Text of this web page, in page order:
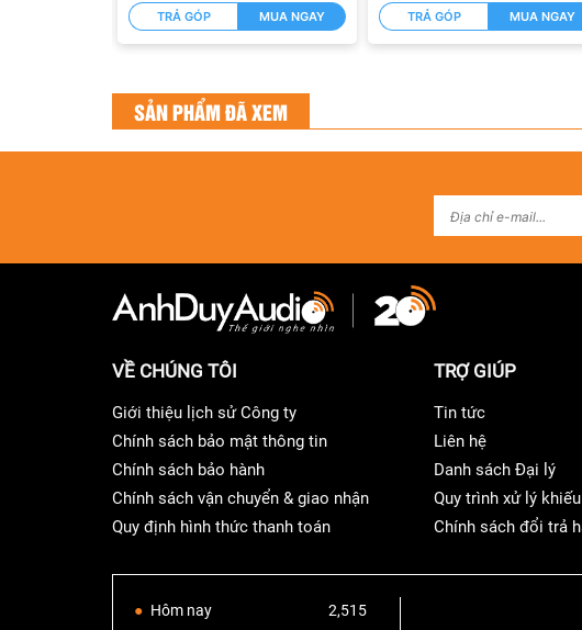
Mặc dù không phải tất cả các dịch vụ âm nhạc đều cung
có thể hỗ trợ đầu ra độ phân giải cao này. Người dùng dịch
WiiM Pro Plus Liên Kết Nhiều Dịch Vụ Streaming
WiiM Pro Plus
truyền phát nhạc trực tiếp từ ứng dụng
hoạt động rộng và dài hơn so với các bộ thu Bluetooth
thích với người dùng Spotify Free/Premium, chất lượng HiFi
TRẢ GÓP MUA NGAY TRẢ GÓP MUA NGAY
SẢN PHẨM ĐÃ XEM
VỀ CHÚNG TÔI
Giới thiệu lịch sử Công ty
Chính sách bảo mật thông tin
Chính sách bảo hành
Chính sách vận chuyển & giao nhận
Quy định hình thức thanh toán
TRỢ GIÚP
Tin tức
Liên hệ
Danh sách Đại lý
Quy trình xử lý
Chính sách đổi trả
Hôm nay
2,515